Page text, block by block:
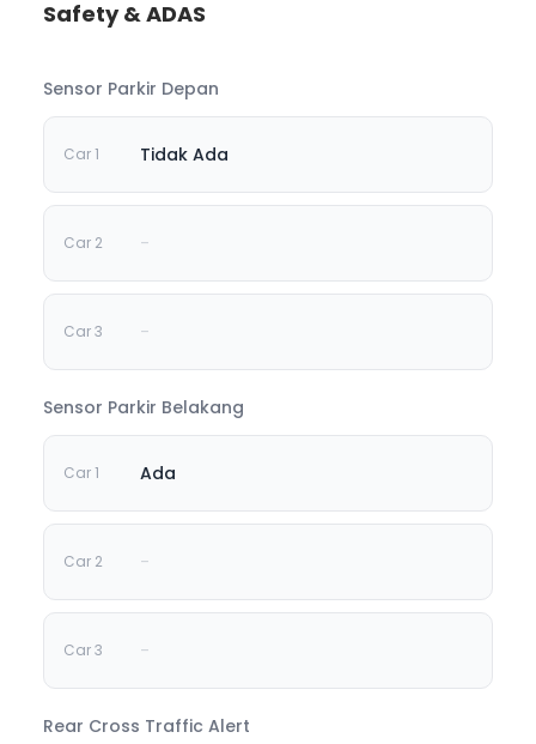
Safety & ADAS
Sensor Parkir Depan
Tidak Ada
-
-
Sensor Parkir Belakang
Ada
-
-
Rear Cross Traffic Alert